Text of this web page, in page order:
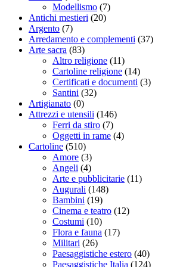
Modellismo (7)
Antichi mestieri (20)
Argento (7)
Arredamento e complementi (37)
Arte sacra (83)
Altro religione (11)
Cartoline religione (14)
Certificati e documenti (3)
Santini (32)
Artigianato (0)
Attrezzi e utensili (146)
Ferri da stiro (7)
Oggetti in rame (4)
Cartoline (510)
Amore (3)
Angeli (4)
Arte e pubblicitarie (11)
Augurali (148)
Bambini (19)
Cinema e teatro (12)
Costumi (10)
Flora e fauna (17)
Militari (26)
Paesaggistiche estero (40)
Paesaggistiche Italia (124)